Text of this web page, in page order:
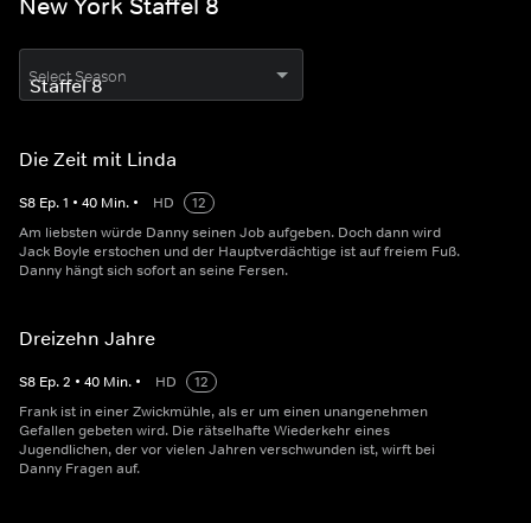
New York Staffel 8
Select Season
Die Zeit mit Linda
S8 Ep.1 • 40 Min. • HD
12
Am liebsten würde Danny seinen Job aufgeben. Doch dann wird
Jack Boyle erstochen und der Hauptverdächtige ist auf freiem Fuß.
Danny hängt sich sofort an seine Fersen.
Dreizehn Jahre
S8 Ep.2 • 40 Min. • HD
12
Frank ist in einer Zwickmühle, als er um einen unangenehmen
Gefallen gebeten wird. Die rätselhafte Wiederkehr eines
Jugendlichen, der vor vielen Jahren verschwunden ist, wirft bei
Danny Fragen auf.